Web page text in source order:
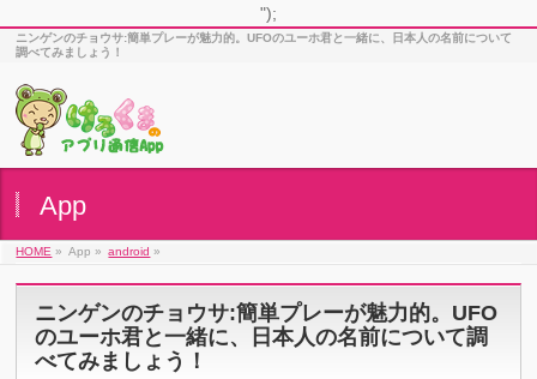
");
ニンゲンのチョウサ:簡単プレーが魅力的。UFOのユーホ君と一緒に、日本人の名前について
調べてみましょう！
App
HOME » App » android »
ニンゲンのチョウサ:簡単プレーが魅力的。UFO
のユーホ君と一緒に、日本人の名前について調
べてみましょう！